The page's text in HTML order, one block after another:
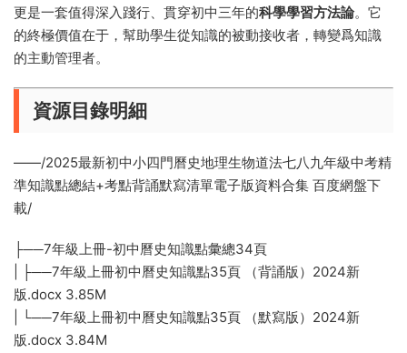
更是一套值得深入踐行、貫穿初中三年的科學學習方法論。它
的終極價值在于，幫助學生從知識的被動接收者，轉變爲知識
的主動管理者。
資源目錄明細
——/2025最新初中小四門曆史地理生物道法七八九年級中考精
準知識點總結+考點背誦默寫清單電子版資料合集 百度網盤下
載/
├──7年級上冊-初中曆史知識點彙總34頁
| ├──7年級上冊初中曆史知識點35頁 （背誦版）2024新
版.docx 3.85M
| └──7年級上冊初中曆史知識點35頁 （默寫版）2024新
版.docx 3.84M